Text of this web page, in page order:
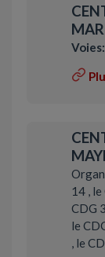
Voies:
14 , le
CDG
le
, le